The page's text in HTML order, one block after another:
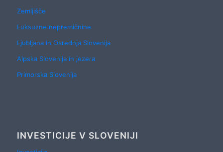
Zemljišče
Luksuzne nepremičnine
Ljubljana in Osrednja Slovenija
Alpska Slovenija in jezera
Primorska Slovenija
INVESTICIJE V SLOVENIJI